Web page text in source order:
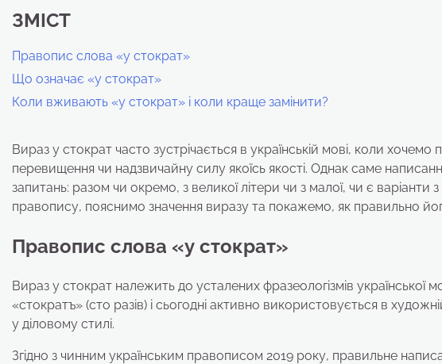
ЗМІСТ
Правопис слова «у стократ»
Що означає «у стократ»
Коли вживають «у стократ» і коли краще замінити?
Вираз у стократ часто зустрічається в українській мові, коли
перевищення чи надзвичайну силу якоїсь якості. Однак саме
запитань: разом чи окремо, з великої літери чи з малої, чи є варіанти
правопису, пояснимо значення виразу та покажемо, як правильно
Правопис слова «у стократ»
Вираз у стократ належить до усталених фразеологізмів української
«стократъ» (сто разів) і сьогодні активно використовується в
у діловому стилі.
Згідно з чинним українським правописом 2019 року, правильне